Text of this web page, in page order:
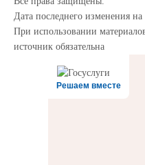
Дата последнего изменения на
При использовании
источник обязательна
Решаем вместе